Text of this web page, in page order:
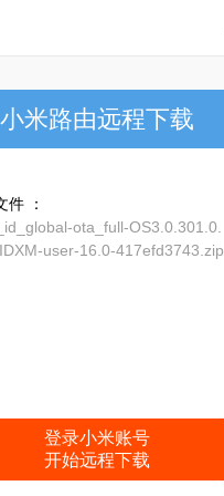
小米路由远程下载
件 ：
ota_full-OS3.0.301.0.
user-16.0-417efd3743.zip
登录小米账号
开始远程下载